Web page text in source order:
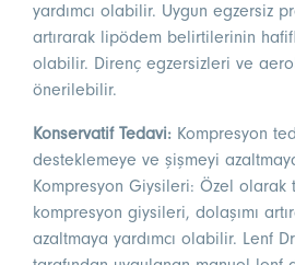
yardımcı olabilir. Uygun egzersiz
artırarak lipödem belirtilerinin
olabilir. Direnç egzersizleri ve
önerilebilir.
Konservatif Tedavi: Kompresyon
desteklemeye ve şişmeyi
Kompresyon Giysileri: Özel olarak
kompresyon giysileri, dolaşımı
azaltmaya yardımcı olabilir. Lenf